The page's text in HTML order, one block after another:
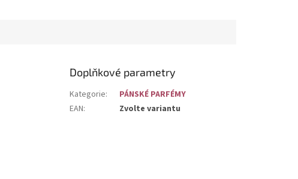
Doplňkové parametry
Kategorie:
PÁNSKÉ PARFÉMY
EAN: Zvolte variantu